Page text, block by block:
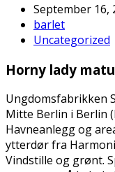
September 16,
barlet
Uncategorized
Horny lady
Ungdomsfabrikken
Mitte Berlin i Berlin
Havneanlegg og
ytterdør fra
Vindstille og grønt.